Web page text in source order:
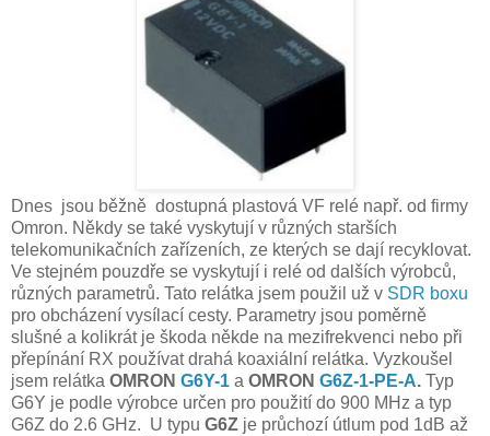
Dnes jsou běžně dostupná plastová VF relé např. od firmy
Omron. Někdy se také vyskytují v různých starších
telekomunikačních zařízeních, ze kterých se dají recyklovat.
Ve stejném pouzdře se vyskytují i relé od dalších výrobců,
různých parametrů. Tato relátka jsem použil už v SDR boxu
pro obcházení vysílací cesty. Parametry jsou poměrně
slušné a kolikrát je škoda někde na mezifrekvenci nebo při
přepínání RX používat drahá koaxiální relátka. Vyzkoušel
jsem relátka OMRON G6Y-1 a OMRON G6Z-1-PE-A. Typ
G6Y je podle výrobce určen pro použití do 900 MHz a typ
G6Z do 2.6 GHz. U typu G6Z je průchozí útlum pod 1dB až